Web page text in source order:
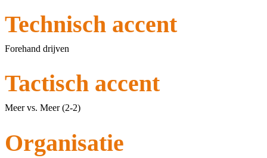
Technisch accent
Forehand drijven
Tactisch accent
Meer vs. Meer (2-2)
Organisatie